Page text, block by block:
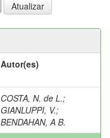
Autor(es)
COSTA, N. de L.;
GIANLUPPI, V.;
BENDAHAN, A B.